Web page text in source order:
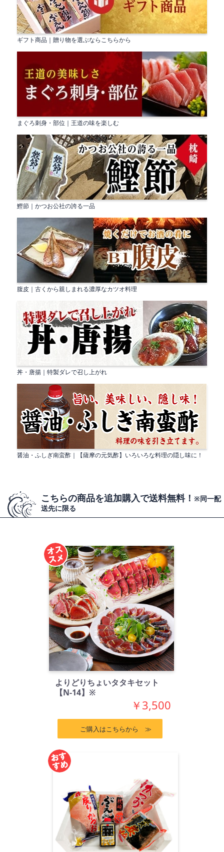
ギフト商品｜贈り物を選ぶならこちらから
まぐろ刺身・部位｜王道の味を楽しむ
鰹節｜かつお公社の誇る一品
腹皮｜古くから親しまれる濃厚なカツオ料理
丼・唐揚｜特製ダレで召し上がれ
醤油・ふしぎ南蛮酢｜【薩摩の元気酢】いろいろな料理の隠し味に！
こちらの商品を追加購入で送料無料！ ※同一配
送先に限る
よりどりちょいタタキセット
【N-14】※
￥3,500
ご購入はこちらから ≫